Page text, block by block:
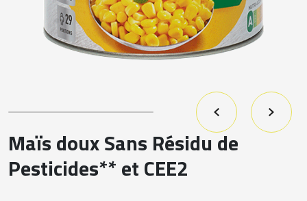
Maïs doux Sans Résidu de
Pesticides** et CEE2